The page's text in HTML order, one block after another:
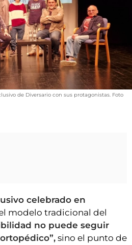
SESIÓN
de Diversario con sus protagonistas. Foto
celebrado en
modelo tradicional del
no puede seguir
sino el punto de